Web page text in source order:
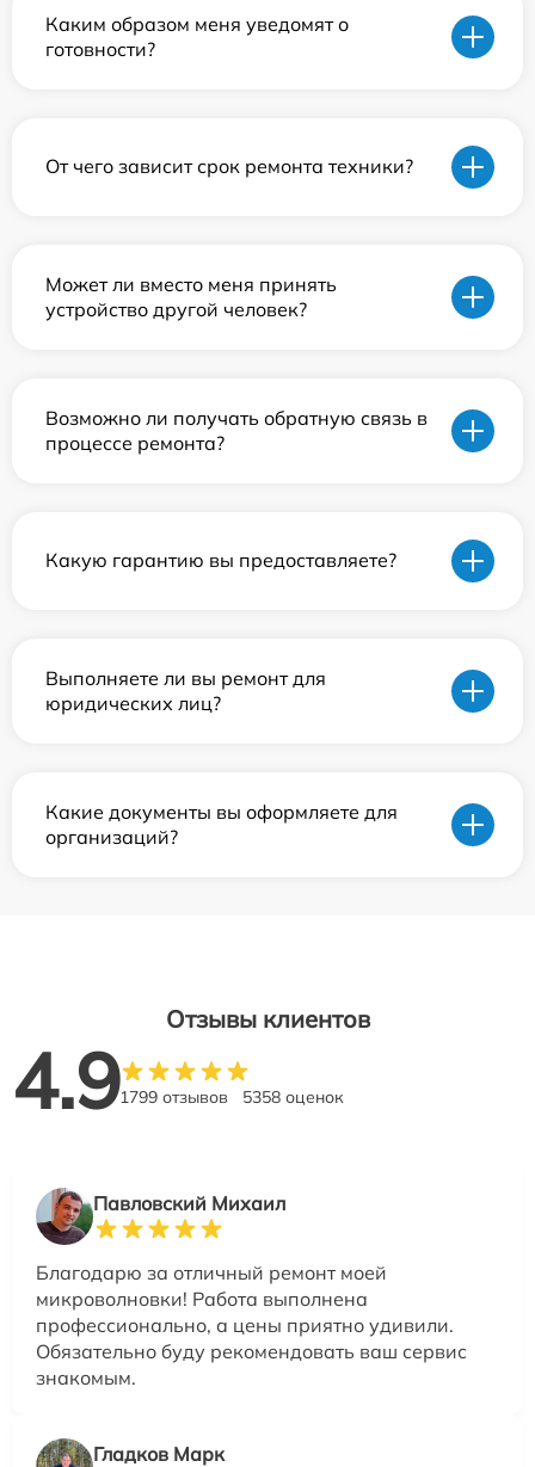
Каким образом меня уведомят о
готовности?
От чего зависит срок ремонта техники?
Может ли вместо меня принять
устройство другой человек?
Возможно ли получать обратную связь в
процессе ремонта?
Какую гарантию вы предоставляете?
Выполняете ли вы ремонт для
юридических лиц?
Какие документы вы оформляете для
организаций?
Отзывы клиентов
4.91799 отзывов 5358 оценок
Павловский Михаил
Благодарю за отличный ремонт моей
микроволновки! Работа выполнена
профессионально, а цены приятно удивили.
Обязательно буду рекомендовать ваш сервис
знакомым.
Гладков Марк